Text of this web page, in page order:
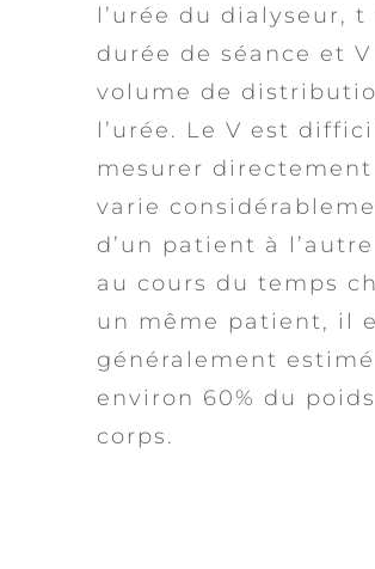
l’urée du dialyseur, t
durée de séance et V
volume de
l’urée. Le V est
mesurer
varie
d’un patient à
au cours du temps
un même patient, il
généralement estimé
environ 60% du
corps.